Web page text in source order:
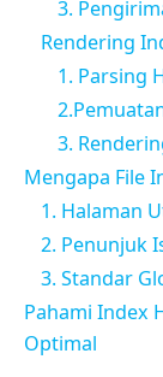
3.
Rendering
1. Parsing
3.
Mengapa File
1. Halaman
2. Penunjuk
3. Standar
Pahami Index
Optimal